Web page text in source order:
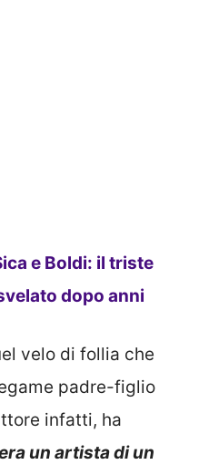
e Boldi: il triste
dopo anni
velo di follia che
padre-figlio
infatti, ha
un artista di un